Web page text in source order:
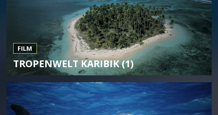
FILM
TROPENWELT KARIBIK (1)